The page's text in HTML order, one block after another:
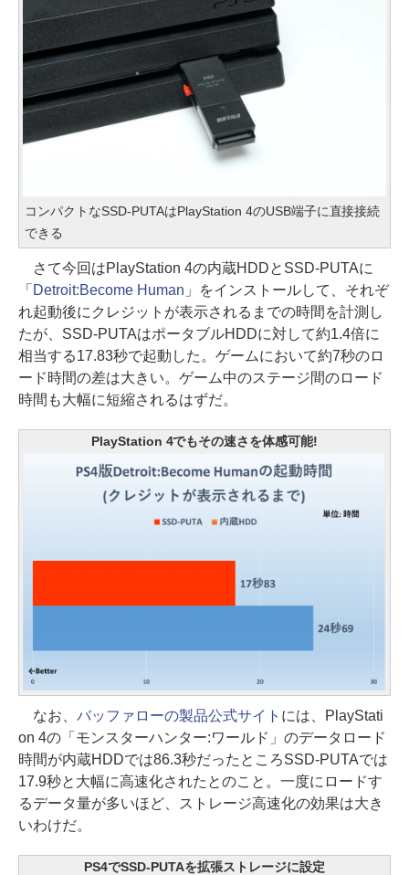
コンパクトなSSD-PUTAはPlayStation 4のUSB端子に直接接続
できる
さて今回はPlayStation 4の内蔵HDDとSSD-PUTAに
「 Detroit:Become Human 」をインストールして、それぞ
れ起動後にクレジットが表示されるまでの時間を計測し
たが、SSD-PUTAはポータブルHDDに対して約1.4倍に
相当する17.83秒で起動した。ゲームにおいて約7秒のロ
ード時間の差は大きい。ゲーム中のステージ間のロード
時間も大幅に短縮されるはずだ。
PlayStation 4でもその速さを体感可能!
なお、 バッファローの製品公式サイト には、PlayStati
on 4の「モンスターハンター:ワールド」のデータロード
時間が内蔵HDDでは86.3秒だったところSSD-PUTAでは
17.9秒と大幅に高速化されたとのこと。一度にロードす
るデータ量が多いほど、ストレージ高速化の効果は大き
いわけだ。
PS4でSSD-PUTAを拡張ストレージに設定